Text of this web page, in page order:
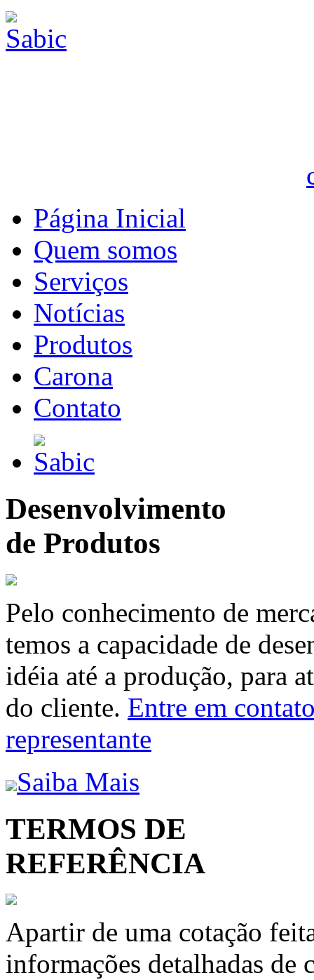
Página Inicial
Quem somos
Serviços
Notícias
Produtos
Carona
Contato
Desenvolvimento
de Produtos
Pelo conhecimento de
temos a capacidade de
idéia até a produção, para
do cliente. Entre em
representante
Saiba Mais
TERMOS DE
REFERÊNCIA
Apartir de uma cotação
informações detalhadas de